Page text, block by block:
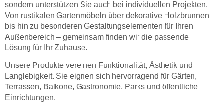
sondern unterstützen Sie auch bei individuellen Projekten.
Von rustikalen Gartenmöbeln über dekorative Holzbrunnen
bis hin zu besonderen Gestaltungselementen für Ihren
Außenbereich – gemeinsam finden wir die passende
Lösung für Ihr Zuhause.
Unsere Produkte vereinen Funktionalität, Ästhetik und
Langlebigkeit. Sie eignen sich hervorragend für Gärten,
Terrassen, Balkone, Gastronomie, Parks und öffentliche
Einrichtungen.